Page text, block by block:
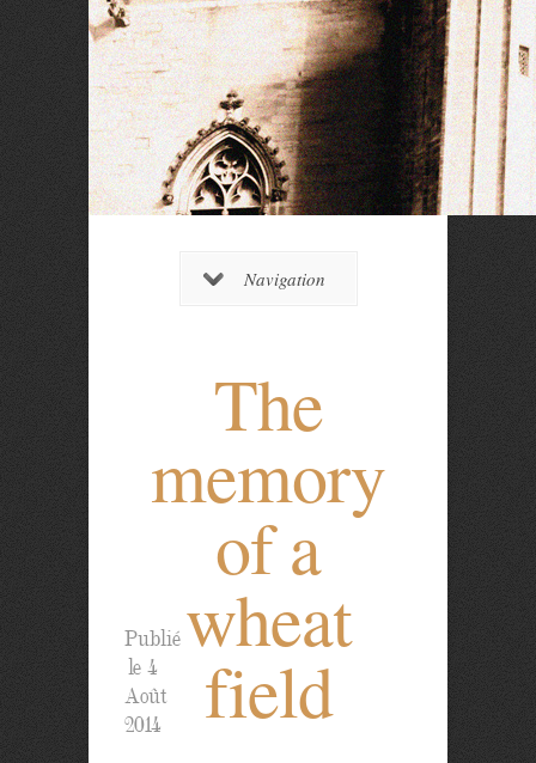
Navigation
The
memory
of a
wheat
field
Publié
le 4
Août
2014